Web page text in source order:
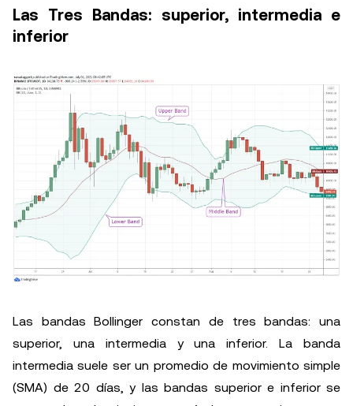
Las Tres Bandas: superior, intermedia e
inferior
Las bandas Bollinger constan de tres bandas: una
superior, una intermedia y una inferior. La banda
intermedia suele ser un promedio de movimiento simple
(SMA) de 20 días, y las bandas superior e inferior se